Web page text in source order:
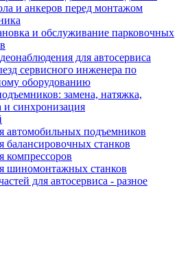
и анкеров перед монтажом
и обслуживание парковочных
для автосервиса
сервисного инженера по
оборудованию
замена, натяжка,
и синхронизация
автомобильных подъемников
балансировочных станков
компрессоров
шиномонтажных станков
для автосервиса - разное